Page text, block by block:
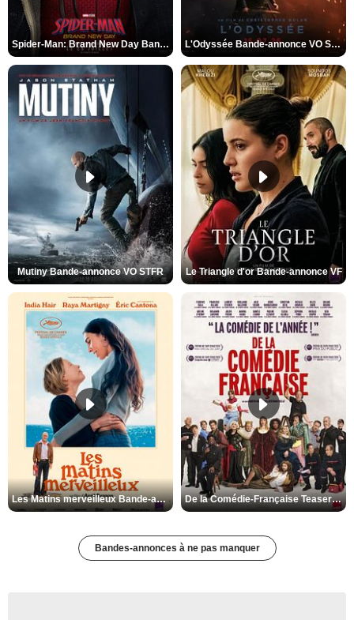
Spider-Man: Brand New Day Bande-annonce VO STFR L'Odyssée Bande-annonce VO STFR
Mutiny Bande-annonce VO STFR Le Triangle d'or Bande-annonce VF
Les Matins merveilleux Bande-annonce VF De la Comédie-Française Teaser VF
Bandes-annonces à ne pas manquer